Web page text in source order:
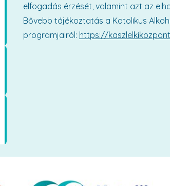
elfogadás érzését, valamint azt az
Bővebb tájékoztatás a Katolikus
programjairól: https://